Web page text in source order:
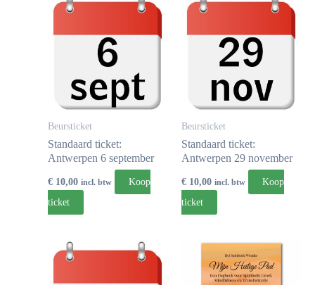
Beursticket
Standaard ticket:
Antwerpen 6 september
€ 10,00 incl. btw
Koop
ticket
Beursticket
Standaard ticket:
Antwerpen 29 november
€ 10,00 incl. btw
Koop
ticket